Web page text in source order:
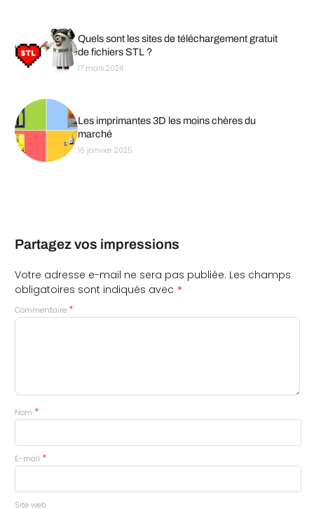
Quels sont les sites de téléchargement gratuit
de fichiers STL ?
17 mars 2024
Les imprimantes 3D les moins chères du
marché
16 janvier 2025
Partagez vos impressions
Votre adresse e-mail ne sera pas publiée. Les champs
obligatoires sont indiqués avec *
Commentaire *
Nom *
E-mail *
Site web